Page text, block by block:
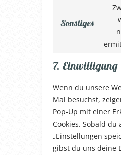
Sonstiges
7. Einwilligung
Wenn du unsere
Mal besuchst,
Pop-Up mit einer
Cookies. Sobald du
„Einstellungen
gibst du uns deine